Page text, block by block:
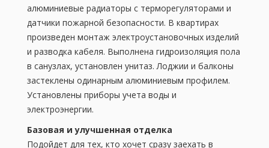
алюминиевые радиаторы с терморегуляторами и
датчики пожарной безопасности. В квартирах
произведен монтаж электроустановочных изделий
и разводка кабеля. Выполнена гидроизоляция пола
в санузлах, установлен унитаз. Лоджии и балконы
застеклены одинарным алюминиевым профилем.
Установлены приборы учета воды и
электроэнергии.
Базовая и улучшенная отделка
Подойдет для тех, кто хочет сразу заехать в